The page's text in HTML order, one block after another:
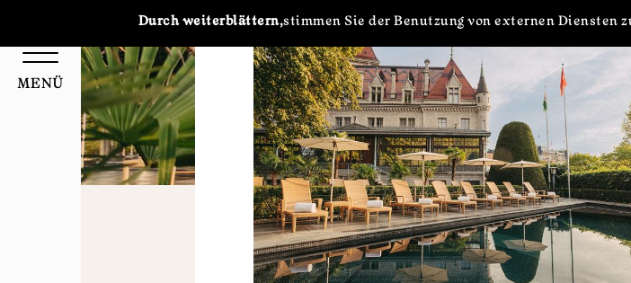
MENÜ
Durch weiterblättern,stimmen Sie der Benutzung von externen Diensten